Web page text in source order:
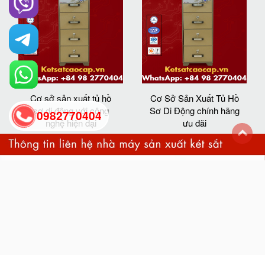
Cơ sở sản xuất tủ hồ
sơ di động với công
nghệ hiện đại
Cơ Sở Sản Xuất Tủ Hồ
Sơ Di Động chính hãng
ưu đãi
0982770404
back